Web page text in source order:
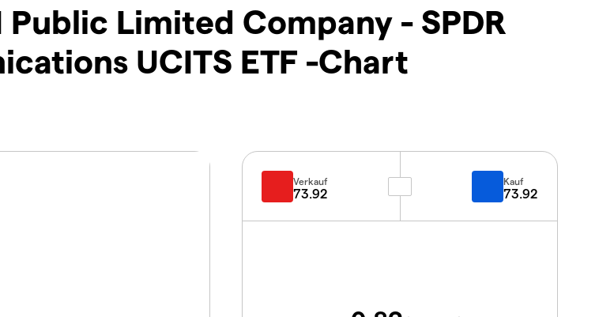
Public Limited Company - SPDR
UCITS ETF -Chart
Verkauf
73.92
Kauf
73.92